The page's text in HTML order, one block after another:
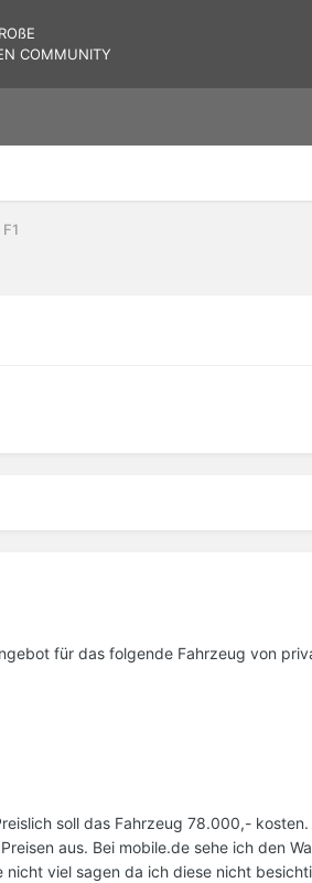
COMMUNITY
für das folgende Fahrzeug von
soll das Fahrzeug 78.000,-
aus. Bei mobile.de sehe ich den
viel sagen da ich diese nicht